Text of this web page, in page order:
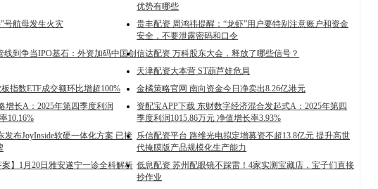
优势有哪些
号航母发生火灾
贵丰配资 周鸿祎提醒：“龙虾”用户要特别注意账户和资金
安全，不要泄露密码和口令
线到争当IPO基石：外资加码中国创 信达配资 万科股东大会，释放了哪些信号？
天津配资大本营 ST葫芦娃危局
指数ETF成交额环比增超100%
金橘策略官网 南向资金今日净卖出8.26亿港元
增长A：2025年第四季度利润
10.16%
资配宝APP下载 东财数字经济混合发起式A：2025年第四
季度利润1015.86万元 净值增长率3.93%
发布JoyInside软硬一体化方案 已接 乐信配资平台 路维光电拟定增募资不超13.8亿元 提升高世
代掩膜版产品规模化生产能力
】1月20日雅安遂宁一诊全科解析 低息配资 苏州配眼镜不踩雷！4家实测宝藏店，宝子们直接
抄作业